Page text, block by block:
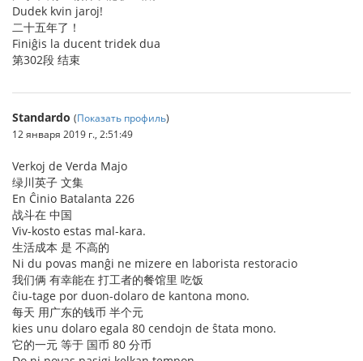
Dudek kvin jaroj!
二十五年了！
Finiĝis la ducent tridek dua
第302段 结束
Standardo (Показать профиль)
12 января 2019 г., 2:51:49
Verkoj de Verda Majo
绿川英子 文集
En Ĉinio Batalanta 226
战斗在 中国
Viv-kosto estas mal-kara.
生活成本 是 不高的
Ni du povas manĝi ne mizere en laborista restoracio
我们俩 有幸能在 打工者的餐馆里 吃饭
ĉiu-tage por duon-dolaro de kantona mono.
每天 用广东的钱币 半个元
kies unu dolaro egala 80 cendojn de ŝtata mono.
它的一元 等于 国币 80 分币